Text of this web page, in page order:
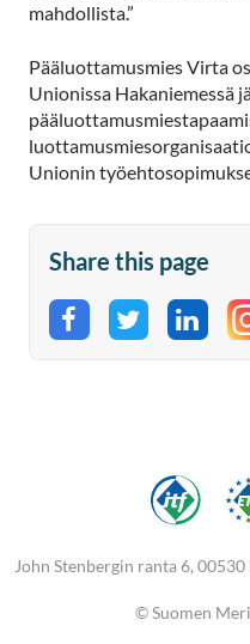
mahdollista.”
Pääluottamusmies Virta
Unionissa Hakaniemessä
Unionin
Share this page
Share onShare on
John Stenbergin ranta 6,
©Suomen